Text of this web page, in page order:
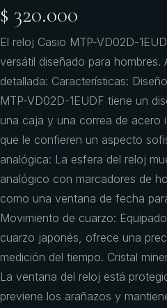
$ 320.000
El reloj Casio MTP-VD02D-
versátil diseñado para hombres.
detallada: Características:
MTP-VD02D-1EUDF tiene un
una caja y una correa de acero
que le confieren un aspecto
analógica: La esfera del reloj
analógico con marcadores de
como una ventana de fecha
Movimiento de cuarzo:
cuarzo japonés, ofrece una
medición del tiempo. Cristal
La ventana del reloj está
previene los arañazos y